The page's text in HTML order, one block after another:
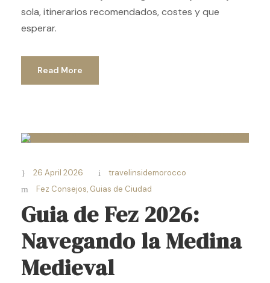
sola, itinerarios recomendados, costes y que
esperar.
Read More
26 April 2026
travelinsidemorocco
Fez Consejos, Guias de Ciudad
Guia de Fez 2026:
Navegando la Medina
Medieval